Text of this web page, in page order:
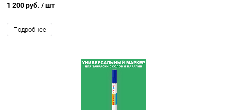
1 200 руб. / шт
Подробнее